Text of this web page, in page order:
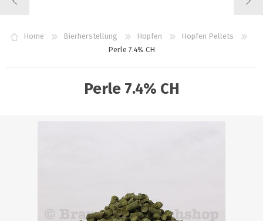
WUNSCHLISTE
0
Home Bierherstellung Hopfen
Hopfen Pellets
Perle 7.4% CH
Perle 7.4% CH